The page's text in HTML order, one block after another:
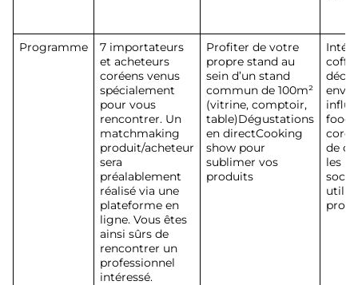
Programme
7 importateurs
et acheteurs
coréens venus
spécialement
pour vous
rencontrer. Un
matchmaking
produit/acheteur
sera
préalablement
réalisé via une
plateforme en
ligne. Vous êtes
ainsi sûrs de
rencontrer un
professionnel
intéressé.
Profiter de votre
propre stand au
sein d’un stand
commun de 100m²
(vitrine, comptoir,
table)Dégustations
en directCooking
show pour
sublimer vos
produits
food
de
les